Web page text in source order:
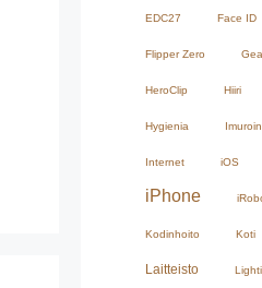
EDC27 Face ID
Flipper Zero
HeroClip Hiiri
Hygienia
Internet iOS
iPhone
Kodinhoito Koti
Laitteisto